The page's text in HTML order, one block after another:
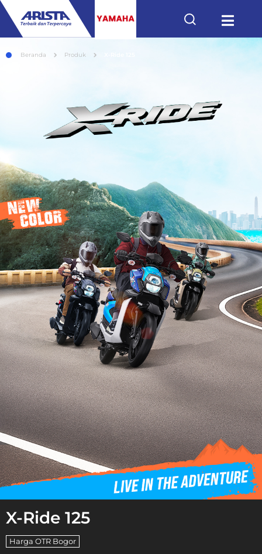
Beranda Produk
X-Ride 125
Harga OTR Bogor